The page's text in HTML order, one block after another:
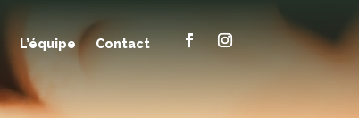
L’équipe Contact